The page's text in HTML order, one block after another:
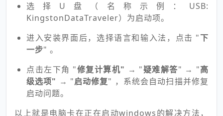
选择U盘（名称示例：USB:
KingstonDataTraveler）为启动项。
进入安装界面后，选择语言和输入法，点击 "下
一步" 。
点击左下角 "修复计算机" → "疑难解答" → "高
级选项" → "启动修复" ，系统会自动扫描并修复
启动问题。
以上就是电脑卡在正在启动windows的解决方法，